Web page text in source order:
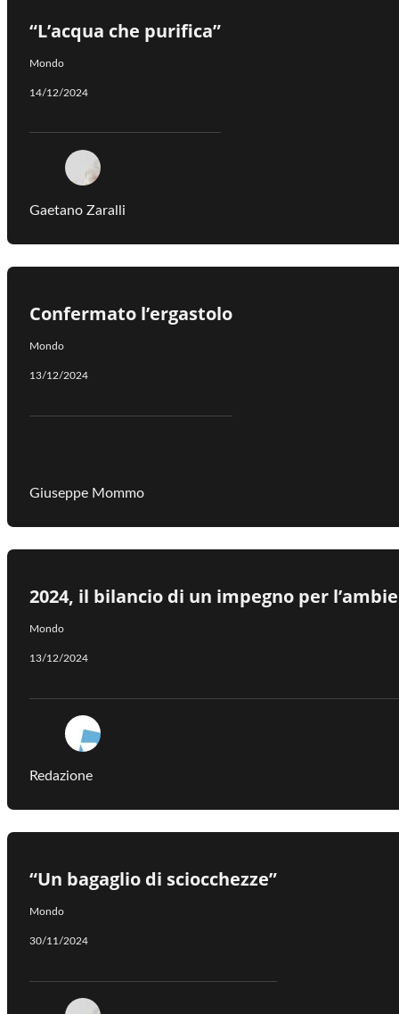
“L’acqua che purifica”
Mondo
14/12/2024
Gaetano Zaralli
Confermato l’ergastolo
Mondo
13/12/2024
Giuseppe Mommo
2024, il bilancio di un impegno per
Mondo
13/12/2024
Redazione
“Un bagaglio di sciocchezze”
Mondo
30/11/2024